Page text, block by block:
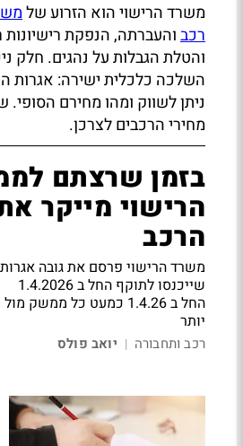
משרד הרישוי הוא הזרוע של
רכבוהעברתה, הנפקת רישיונות
והטלת הגבלות על נהגים. חלק
השלכה כלכלית ישירה: אגרות
ניתן לשווק ומהו מחירם
מחירי הרכבים לצרכן.
בזמן שרצתם
הרישוי מייקר
הרכב
משרד הרישוי פרסם את גובה
שייכנסו לתוקף החל ב 1.4.2026
החל ב 1.4.26 כמעט כל
יותר
רכב ותחבורה | יואב פולס